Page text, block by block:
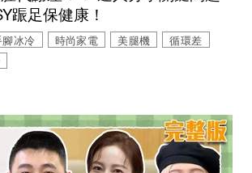
䟴足保健康！
冰冷 時尚家電 美腿機
循環差